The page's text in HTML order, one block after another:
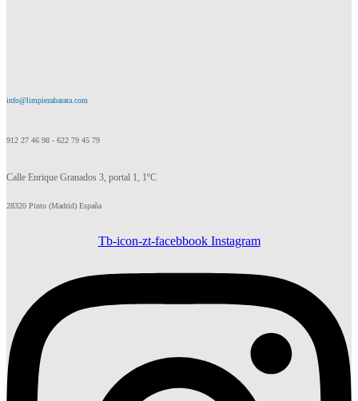
info@limpiezabarata.com
912 27 46 98 - 622 79 45 79
Calle Enrique Granados 3, portal 1, 1ºC
28320 Pinto (Madrid) España
Tb-icon-zt-facebbook Instagram